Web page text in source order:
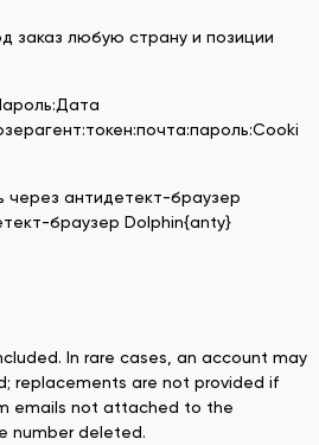
заказ любую страну и позиции
через антидетект-браузер
браузер Dolphin{anty}
In rare cases, an account may
replacements are not provided if
emails not attached to the
number deleted.